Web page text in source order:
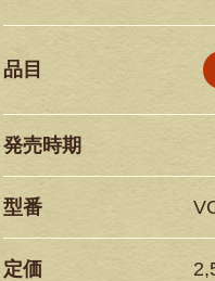
品目
発売時期
型番
定価